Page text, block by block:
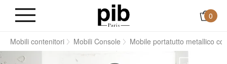
0
Mobili contenitori Mobili Console Mobile portatutto metallico